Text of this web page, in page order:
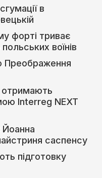
в
форті триває
воїнів
Преображення
отримають
Interreg NEXT
Йоанна
саспенсу
підготовку